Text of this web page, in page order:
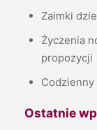
Zaimki
Życzenia
propozycji
Ostatnie